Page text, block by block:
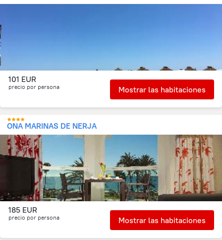
101 EUR
precio por persona Mostrar las habitaciones
ONA MARINAS DE NERJA
185 EUR
precio por persona Mostrar las habitaciones